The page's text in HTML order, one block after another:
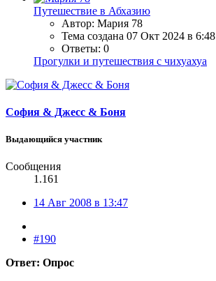
Путешествие в Абхазию
Автор: Мария 78
Тема создана 07 Окт 2024 в 6:48
Ответы: 0
Прогулки и путешествия с чихуахуа
София & Джесс & Боня
Выдающийся участник
Сообщения
1.161
14 Авг 2008 в 13:47
#190
Ответ: Опрос